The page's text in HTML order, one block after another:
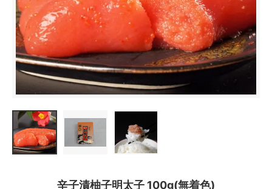
辛子漬柚子明太子 100g(無着色)